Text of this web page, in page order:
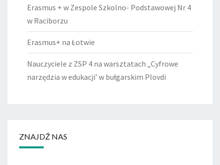
Erasmus + w Zespole Szkolno- Podstawowej Nr 4
w Raciborzu
Erasmus+ na Łotwie
Nauczyciele z ZSP 4 na warsztatach „Cyfrowe
narzędzia w edukacji’ w bułgarskim Plovdi
ZNAJDŹ NAS